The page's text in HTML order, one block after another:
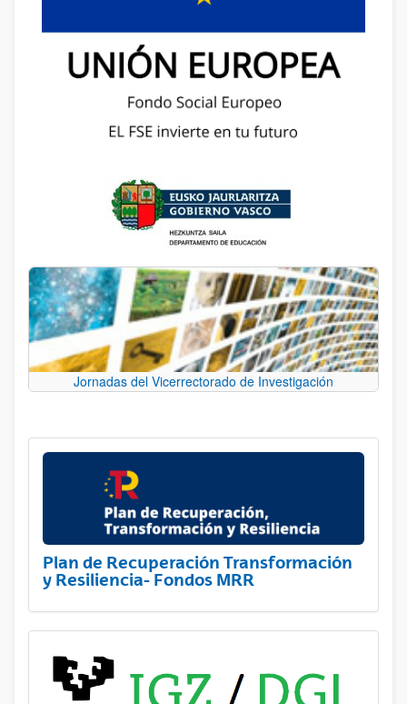
Jornadas del Vicerrectorado de Investigación
Plan de Recuperación Transformación
y Resiliencia- Fondos MRR